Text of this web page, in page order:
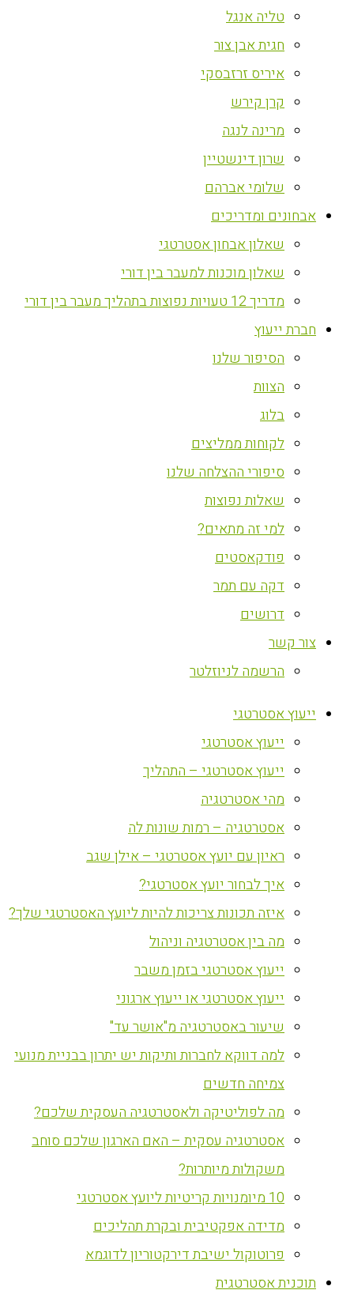
טליה אנגל
חגית אבן צור
איריס זרזבסקי
קרן קירש
מרינה לנגה
שרון דינשטיין
שלומי אברהם
אבחונים ומדריכים
שאלון אבחון אסטרטגי
שאלון מוכנות למעבר בין דורי
מדריך 12 טעויות נפוצות בתהליך מעבר בין דורי
חברת ייעוץ
הסיפור שלנו
הצוות
בלוג
לקוחות ממליצים
סיפורי ההצלחה שלנו
שאלות נפוצות
למי זה מתאים?
פודקאסטים
דקה עם תמר
דרושים
צור קשר
הרשמה לניוזלטר
ייעוץ אסטרטגי
ייעוץ אסטרטגי
ייעוץ אסטרטגי – התהליך
מהי אסטרטגיה
אסטרטגיה – רמות שונות לה
ראיון עם יועץ אסטרטגי – אילן שגב
איך לבחור יועץ אסטרטגי?
איזה תכונות צריכות להיות ליועץ האסטרטגי שלך?
מה בין אסטרטגיה וניהול
ייעוץ אסטרטגי בזמן משבר
ייעוץ אסטרטגי או ייעוץ ארגוני
שיעור באסטרטגיה מ"אושר עד"
למה דווקא לחברות ותיקות יש יתרון בבניית מנועי
צמיחה חדשים
מה לפוליטיקה ולאסטרטגיה העסקית שלכם?
אסטרטגיה עסקית – האם הארגון שלכם סוחב
משקולות מיותרות?
10 מיומנויות קריטיות ליועץ אסטרטגי
מדידה אפקטיבית ובקרת תהליכים
פרוטוקול ישיבת דירקטוריון לדוגמא
‏תוכנית אסטרטגית